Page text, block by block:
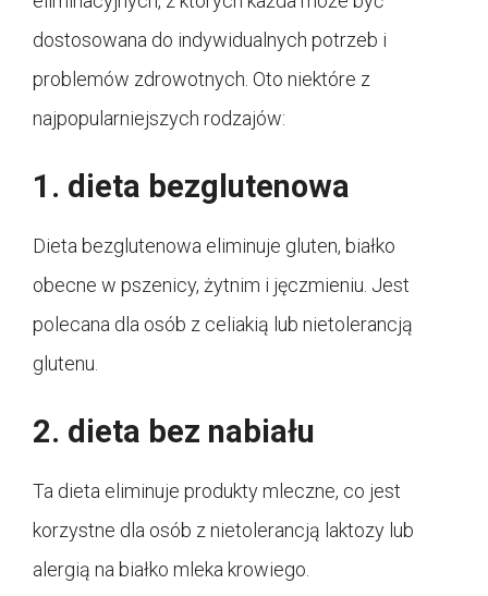
dostosowana do indywidualnych potrzeb i
problemów zdrowotnych. Oto niektóre z
najpopularniejszych rodzajów:
1. dieta bezglutenowa
Dieta bezglutenowa eliminuje gluten, białko
obecne w pszenicy, żytnim i jęczmieniu. Jest
polecana dla osób z celiakią lub nietolerancją
glutenu.
2. dieta bez nabiału
Ta dieta eliminuje produkty mleczne, co jest
korzystne dla osób z nietolerancją laktozy lub
alergią na białko mleka krowiego.